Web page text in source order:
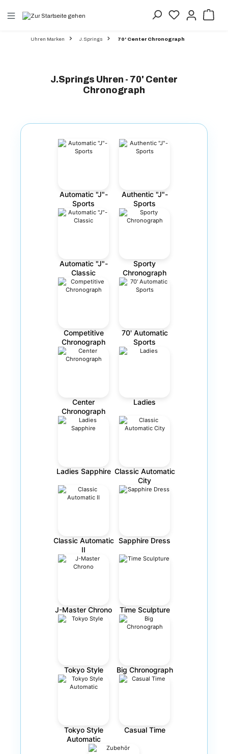
Uhren Marken J.Springs 70' Center Chronograph
J.Springs Uhren - 70' Center
Chronograph
Automatic "J"-
Sports
Authentic "J"-
Sports
Automatic "J"-
Classic
Sporty
Chronograph
Competitive
Chronograph
70' Automatic
Sports
Center
Chronograph
Ladies
Ladies Sapphire Classic Automatic
City
Classic Automatic
II
Sapphire Dress
J-Master Chrono Time Sculpture
Tokyo Style Big Chronograph
Tokyo Style
Automatic
Casual Time